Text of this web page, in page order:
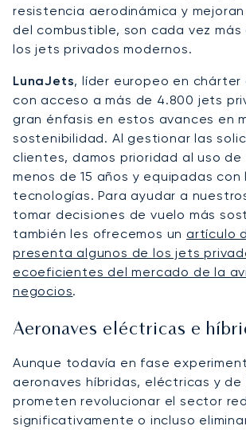
resistencia aerodinámica y
del combustible, son cada vez más
los jets privados modernos.
LunaJets, líder europeo en
con acceso a más de 4.800 jets
gran énfasis en estos avances en
sostenibilidad. Al gestionar las
clientes, damos prioridad al uso
menos de 15 años y equipadas con
tecnologías. Para ayudar a
tomar decisiones de vuelo más
también les ofrecemos un artículo
presenta algunos de los jets
ecoeficientes del mercado de la
negocios.
Aeronaves eléctricas e
Aunque todavía en fase
aeronaves híbridas, eléctricas y de
prometen revolucionar el sector
significativamente o incluso